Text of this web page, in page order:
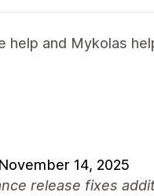
help and Mykolas
November 14, 2025
release fixes